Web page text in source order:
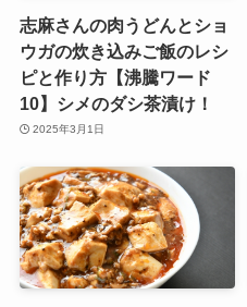
志麻さんの肉うどんとショ
ウガの炊き込みご飯のレシ
ピと作り方【沸騰ワード
10】シメのダシ茶漬け！
2025年3月1日